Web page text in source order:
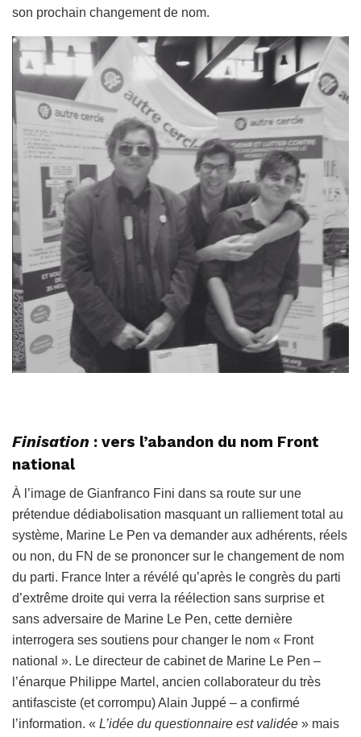
son prochain changement de nom.
Finisation : vers l’abandon du nom Front
national
À l’image de Gianfranco Fini dans sa route sur une
prétendue dédiabolisation masquant un ralliement total au
système, Marine Le Pen va demander aux adhérents, réels
ou non, du FN de se prononcer sur le changement de nom
du parti. France Inter a révélé qu’après le congrès du parti
d’extrême droite qui verra la réélection sans surprise et
sans adversaire de Marine Le Pen, cette dernière
interrogera ses soutiens pour changer le nom « Front
national ». Le directeur de cabinet de Marine Le Pen –
l’énarque Philippe Martel, ancien collaborateur du très
antifasciste (et corrompu) Alain Juppé – a confirmé
l’information. « L’idée du questionnaire est validée » mais